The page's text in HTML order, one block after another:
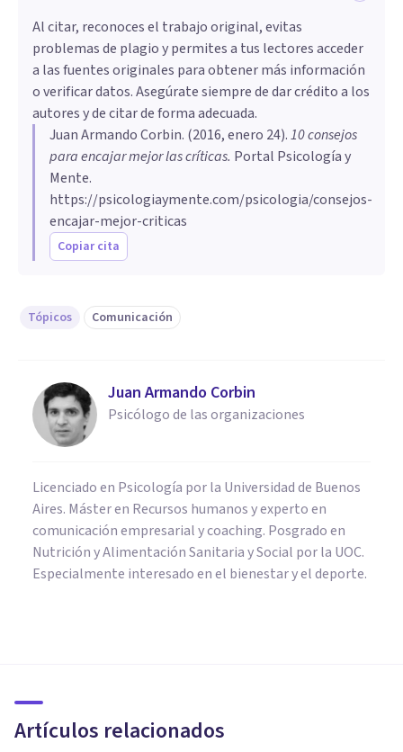
Al citar, reconoces el trabajo original, evitas
problemas de plagio y permites a tus lectores acceder
a las fuentes originales para obtener más información
o verificar datos. Asegúrate siempre de dar crédito a los
autores y de citar de forma adecuada.
Juan Armando Corbin. (2016, enero 24).​10 consejos
para encajar mejor las críticas. Portal Psicología y
Mente.
https://psicologiaymente.com/psicologia/consejos-
encajar-mejor-criticas
Copiar cita
Tópicos Comunicación
Juan Armando Corbin
Psicólogo de las organizaciones
Licenciado en Psicología por la Universidad de Buenos
Aires. Máster en Recursos humanos y experto en
comunicación empresarial y coaching. Posgrado en
Nutrición y Alimentación Sanitaria y Social por la UOC.
Especialmente interesado en el bienestar y el deporte.
Artículos relacionados
de En Equilibrio Mental